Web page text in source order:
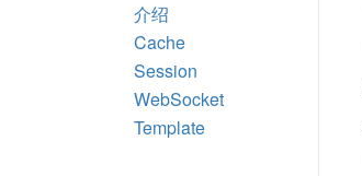
介绍
Cache
Session
WebSocket
Template